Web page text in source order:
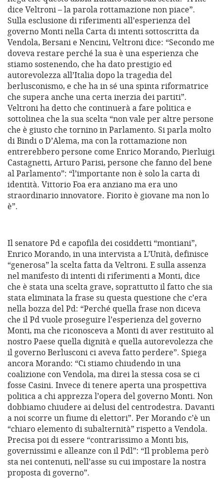
dice Veltroni – la parola rottamazione non piace”.
Sulla esclusione di riferimenti all’esperienza del
governo Monti nella Carta di intenti sottoscritta da
Vendola, Bersani e Nencini, Veltroni dice: “Secondo me
doveva restare perché la sua è una esperienza che
stiamo sostenendo, che ha dato prestigio ed
autorevolezza all’Italia dopo la tragedia del
berlusconismo, e che ha in sé una spinta riformatrice
che supera anche una certa inerzia dei partiti”.
Veltroni ha detto che continuerà a fare politica e
sottolinea che la sua scelta “non vale per altre persone
che è giusto che tornino in Parlamento. Si parla molto
di Bindi o D’Alema, ma con la rottamazione non
entrerebbero persone come Enrico Morando, Pierluigi
Castagnetti, Arturo Parisi, persone che fanno del bene
al Parlamento”: “l’importante non è solo la carta di
identità. Vittorio Foa era anziano ma era uno
straordinario innovatore. Fiorito è giovane ma non lo
è”.
Il senatore Pd e capofila dei cosiddetti “montiani”,
Enrico Morando, in una intervista a L’Unità, definisce
“generosa” la scelta fatta da Veltroni. E sulla assenza
nel manifesto di intenti di riferimenti a Monti, dice
che è stata una scelta grave, soprattutto il fatto che sia
stata eliminata la frase su questa questione che c’era
nella bozza del Pd: “Perché quella frase non diceva
che il Pd vuole proseguire l’esperienza del governo
Monti, ma che riconosceva a Monti di aver restituito al
nostro Paese quella dignità e quella autorevolezza che
il governo Berlusconi ci aveva fatto perdere”. Spiega
ancora Morando: “Ci stiamo chiudendo in una
coalizione con Vendola, ma direi la stessa cosa se ci
fosse Casini. Invece di tenere aperta una prospettiva
politica a chi apprezza l’opera del governo Monti. Non
dobbiamo chiudere ai delusi del centrodestra. Davanti
a noi scorre un fiume di elettori”. Per Morando c’è un
“chiaro elemento di subalternità” rispetto a Vendola.
Precisa poi di essere “contrarissimo a Monti bis,
governissimi e alleanze con il Pdl”: “Il problema però
sta nei contenuti, nell’asse su cui impostare la nostra
proposta di governo”.